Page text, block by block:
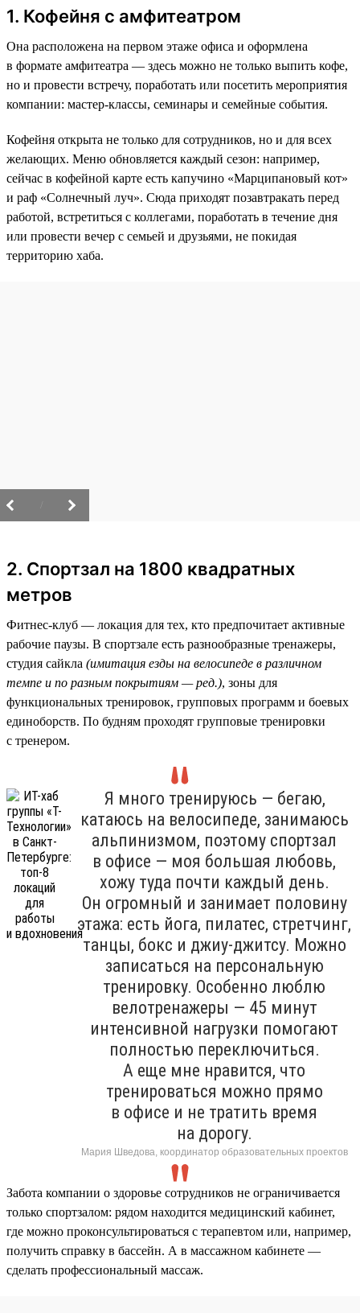
1. Кофейня с амфитеатром
Она расположена на первом этаже офиса и оформлена
в формате амфитеатра — здесь можно не только выпить кофе,
но и провести встречу, поработать или посетить мероприятия
компании: мастер-классы, семинары и семейные события.
Кофейня открыта не только для сотрудников, но и для всех
желающих. Меню обновляется каждый сезон: например,
сейчас в кофейной карте есть капучино «Марципановый кот»
и раф «Солнечный луч». Сюда приходят позавтракать перед
работой, встретиться с коллегами, поработать в течение дня
или провести вечер с семьей и друзьями, не покидая
территорию хаба.
2. Спортзал на 1800 квадратных
метров
Фитнес-клуб — локация для тех, кто предпочитает активные
рабочие паузы. В спортзале есть разнообразные тренажеры,
студия сайкла (имитация езды на велосипеде в различном
темпе и по разным покрытиям — ред.), зоны для
функциональных тренировок, групповых программ и боевых
единоборств. По будням проходят групповые тренировки
с тренером.
Я много тренируюсь — бегаю,
катаюсь на велосипеде, занимаюсь
альпинизмом, поэтому спортзал
в офисе — моя большая любовь,
хожу туда почти каждый день.
Он огромный и занимает половину
этажа: есть йога, пилатес, стретчинг,
танцы, бокс и джиу-джитсу. Можно
записаться на персональную
тренировку. Особенно люблю
велотренажеры — 45 минут
интенсивной нагрузки помогают
полностью переключиться.
А еще мне нравится, что
тренироваться можно прямо
в офисе и не тратить время
на дорогу.
Мария Шведова, координатор образовательных проектов
Забота компании о здоровье сотрудников не ограничивается
только спортзалом: рядом находится медицинский кабинет,
где можно проконсультироваться с терапевтом или, например,
получить справку в бассейн. А в массажном кабинете —
сделать профессиональный массаж.